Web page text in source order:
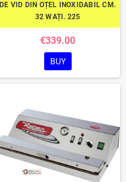
DE VID DIN OȚEL INOXIDABIL CM.
32 WAȚI. 225
€339.00
BUY